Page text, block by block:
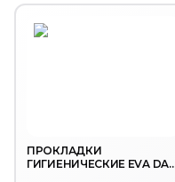
ПРОКЛАДКИ
ГИГИЕНИЧЕСКИЕ EVA DAY